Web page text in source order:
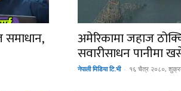
समाधान, अमेरिकामा जहाज
सवारीसाधन पानीमा
नेपाली मिडिया टि.भी - १६ चैत्र २०८०,